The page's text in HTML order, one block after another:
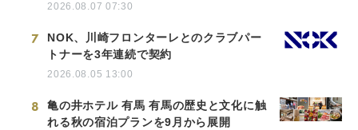
2026.08.07 07:30
7
NOK、川崎フロンターレとのクラブパー
トナーを3年連続で契約
2026.08.05 13:00
8
亀の井ホテル 有馬 有馬の歴史と文化に触
れる秋の宿泊プランを9月から展開